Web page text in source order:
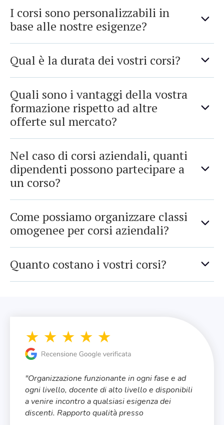
I corsi sono personalizzabili in
base alle nostre esigenze?
Qual è la durata dei vostri corsi?
Quali sono i vantaggi della vostra
formazione rispetto ad altre
offerte sul mercato?
Nel caso di corsi aziendali, quanti
dipendenti possono partecipare a
un corso?
Come possiamo organizzare classi
omogenee per corsi aziendali?
Quanto costano i vostri corsi?
"Organizzazione funzionante in ogni fase e ad
ogni livello, docente di alto livello e disponibili
a venire incontro a qualsiasi esigenza dei
discenti. Rapporto qualità presso